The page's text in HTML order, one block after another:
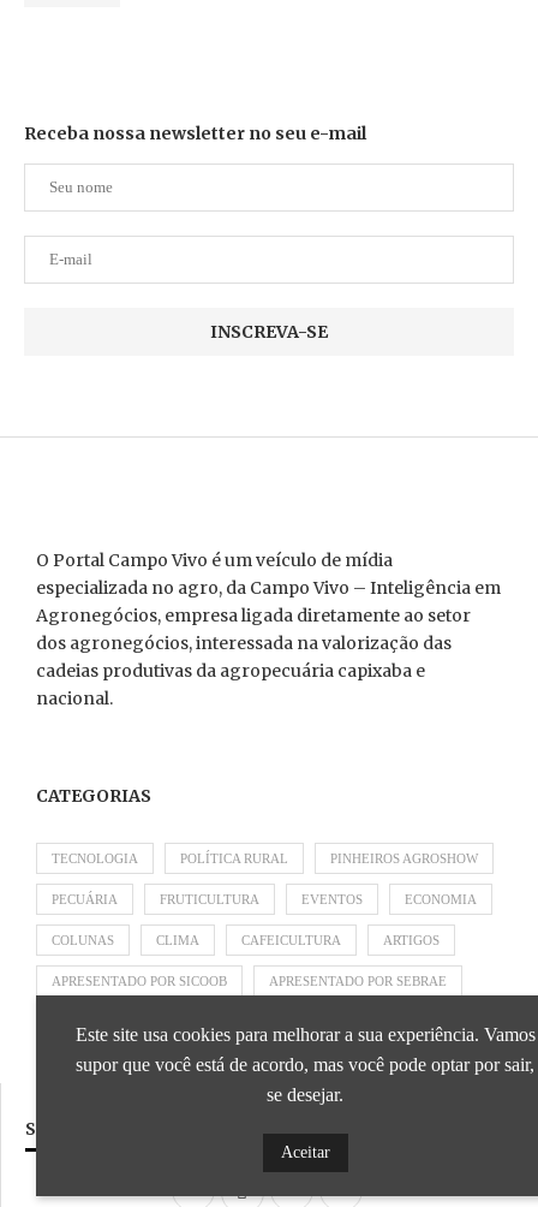
Receba nossa newsletter no seu e-mail
O Portal Campo Vivo é um veículo de mídia
especializada no agro, da Campo Vivo – Inteligência em
Agronegócios, empresa ligada diretamente ao setor
dos agronegócios, interessada na valorização das
cadeias produtivas da agropecuária capixaba e
nacional.
CATEGORIAS
TECNOLOGIA POLÍTICA RURAL PINHEIROS AGROSHOW
PECUÁRIA FRUTICULTURA EVENTOS ECONOMIA
COLUNAS CLIMA CAFEICULTURA ARTIGOS
APRESENTADO POR SICOOB APRESENTADO POR SEBRAE
SIGA NOSSAS REDES SOCIAIS
Este site usa cookies para melhorar a sua experiência. Vamos
supor que você está de acordo, mas você pode optar por sair,
se desejar.
Aceitar